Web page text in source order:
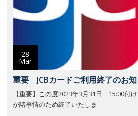
28
Mar
重要 JCBカードご利用終了のお
【重要】この度2023年3月31日 15:00付
が諸事情のため終了いたしま